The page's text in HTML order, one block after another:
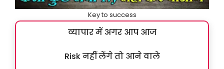
Key to success
व्यापार में अगर आप आज
Risk नहीं लेंगे तो आने वाले